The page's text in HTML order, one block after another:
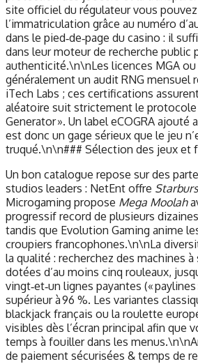
site officiel du régulateur vous
l’immatriculation grâce au numéro
dans le pied‑de‑page du casino : il
dans leur moteur de recherche public
authenticité.\n\nLes licences MGA ou
généralement un audit RNG mensuel
iTech Labs ; ces certifications
aléatoire suit strictement le protocole
Generator ». Un label eCOGRA ajouté
est donc un gage sérieux que le jeu
truqué.\n\n### Sélection des jeux et
Un bon catalogue repose sur des
studios leaders : NetEnt offre
Microgaming propose Mega Moolah
progressif record de plusieurs
tandis que Evolution Gaming anime
croupiers francophones.\n\nLa
la qualité : recherchez des machines
dotées d’au moins cinq rouleaux,
vingt‑et‑un lignes payantes («
supérieur à 96 %. Les variantes
blackjack français ou la roulette
visibles dès l’écran principal afin que
temps à fouiller dans les
de paiement sécurisées & temps de